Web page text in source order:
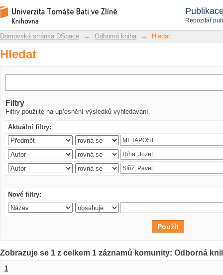
Repozitář
Hledat
Repozitář DSpace/Manakin
Domovská stránka DSpace → Odborná kniha → Hledat
Hledat
Filtry
Filtry použijte na upřesnění výsledků vyhledávání.
Aktuální filtry:
Nové filtry:
Zobrazuje se 1 z celkem 1 záznamů komunity: Odborná
1